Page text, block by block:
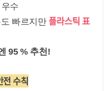
우수
빠르지만 플라스틱 표
95 % 추천!
수칙